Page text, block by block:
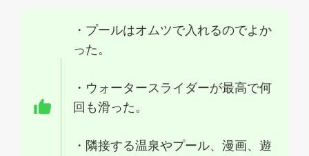
・プールはオムツで入れるのでよか
った。
・ウォータースライダーが最高で何
回も滑った。
・隣接する温泉やプール、漫画、遊